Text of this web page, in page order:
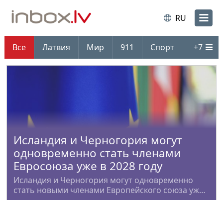
RU
Все Латвия Мир 911 Спорт +7
Исландия и Черногория могут
одновременно стать членами
Евросоюза уже в 2028 году
Исландия и Черногория могут одновременно
стать новыми членами Европейского союза уже